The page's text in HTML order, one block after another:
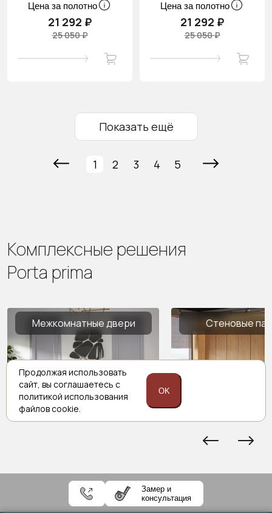
Цена за полотно
21 292 ₽
25 050 ₽
Цена за полотно
21 292 ₽
25 050 ₽
Показать ещё
1 2 3 4 5
Комплексные решения
Porta prima
Межкомнатные двери Стеновые
Замер и
консультация
Продолжая использовать
сайт, вы соглашаетесь с
политикой использования
файлов cookie.
OK